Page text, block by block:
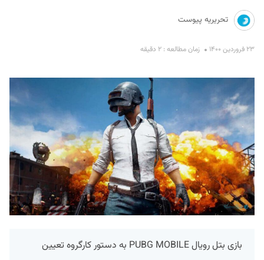
تحریریه پیوست
۲۳ فروردین ۱۴۰۰ زمان مطالعه : ۲ دقیقه
بازی بتل رویال PUBG MOBILE به دستور کارگروه تعیین